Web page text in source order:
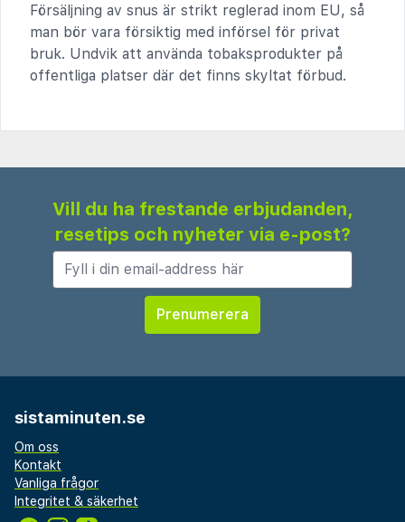
Försäljning av snus är strikt reglerad inom EU, så
man bör vara försiktig med införsel för privat
bruk. Undvik att använda tobaksprodukter på
offentliga platser där det finns skyltat förbud.
Vill du ha frestande erbjudanden,
resetips och nyheter via e-post?
sistaminuten.se
Om oss
Kontakt
Vanliga frågor
Integritet & säkerhet